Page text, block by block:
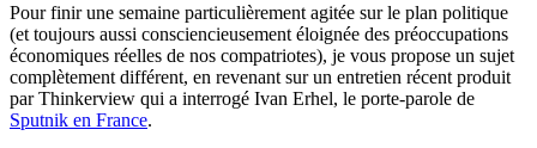
Pour finir une semaine particulièrement agitée sur le plan politique
(et toujours aussi consciencieusement éloignée des préoccupations
économiques réelles de nos compatriotes), je vous propose un sujet
complètement différent, en revenant sur un entretien récent produit
par Thinkerview qui a interrogé Ivan Erhel, le porte-parole de
Sputnik en France.